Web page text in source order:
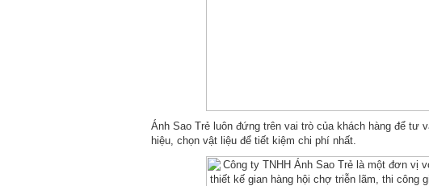
Ánh Sao Trẻ luôn đứng trên vai trò của khách hàng để
hiệu, chọn vật liệu để tiết kiệm chi phí nhất.